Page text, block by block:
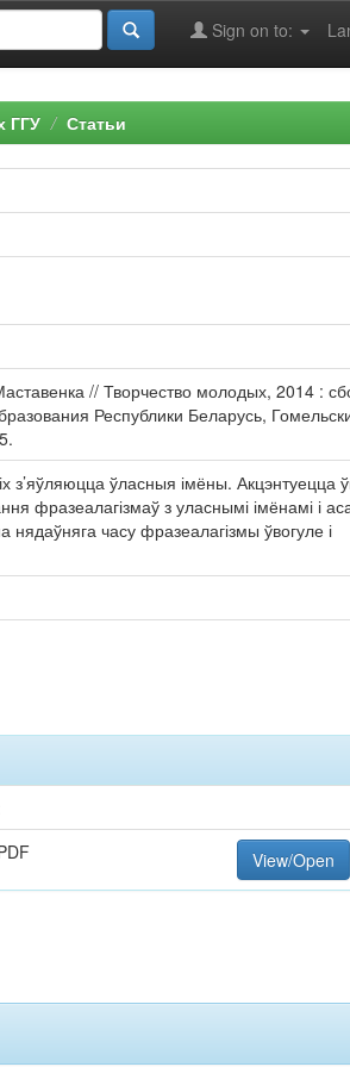
Sign on to:
ГГУ Статьи
// Творчество молодых, 2014 :
Республики Беларусь,
з’яўляюцца ўласныя імёны. Акцэнтуецца
фразеалагізмаў з уласнымі імёнамі і
нядаўняга часу фразеалагізмы ўвогуле і
View/Open